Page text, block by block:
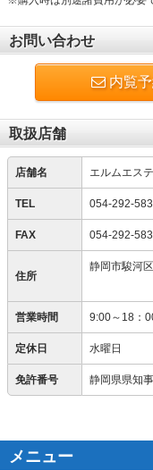
お問い合わせ
内覧予
取扱店舗
店舗名 エルムエス
TEL 054-292-
FAX 054-292-
住所
静岡市駿河
営業時間 9:00～18：
定休日 水曜日
免許番号 静岡県県知
メニュー